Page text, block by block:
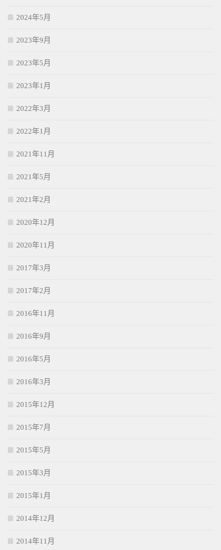
2024年5月
2023年9月
2023年5月
2023年1月
2022年3月
2022年1月
2021年11月
2021年5月
2021年2月
2020年12月
2020年11月
2017年3月
2017年2月
2016年11月
2016年9月
2016年5月
2016年3月
2015年12月
2015年7月
2015年5月
2015年3月
2015年1月
2014年12月
2014年11月